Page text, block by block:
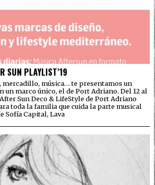
SUN PLAYLIST’19
mercadillo, música… te presentamos un
un marco único, el de Port Adriano. Del 12 al
Sun Deco & LifeStyle de Port Adriano
toda la familia que cuida la parte musical
Sofía Capital, Lava